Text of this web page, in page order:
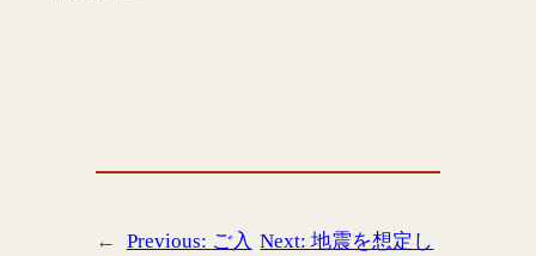
← Previous: ご入 Next:地震を想定し